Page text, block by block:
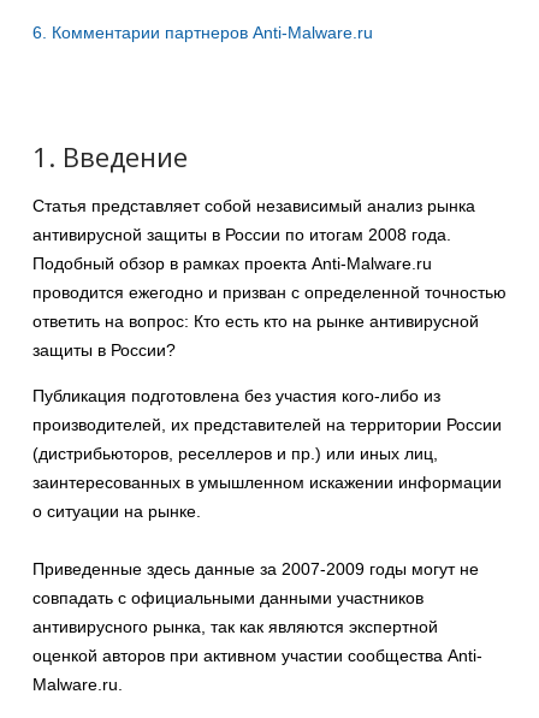
6. Комментарии партнеров Anti-Malware.ru
1. Введение
Статья представляет собой независимый анализ рынка
антивирусной защиты в России по итогам 2008 года.
Подобный обзор в рамках проекта Anti-Malware.ru
проводится ежегодно и призван с определенной точностью
ответить на вопрос: Кто есть кто на рынке антивирусной
защиты в России?
Публикация подготовлена без участия кого-либо из
производителей, их представителей на территории России
(дистрибьюторов, реселлеров и пр.) или иных лиц,
заинтересованных в умышленном искажении информации
о ситуации на рынке.
Приведенные здесь данные за 2007-2009 годы могут не
совпадать с официальными данными участников
антивирусного рынка, так как являются экспертной
оценкой авторов при активном участии сообщества Anti-
Malware.ru.